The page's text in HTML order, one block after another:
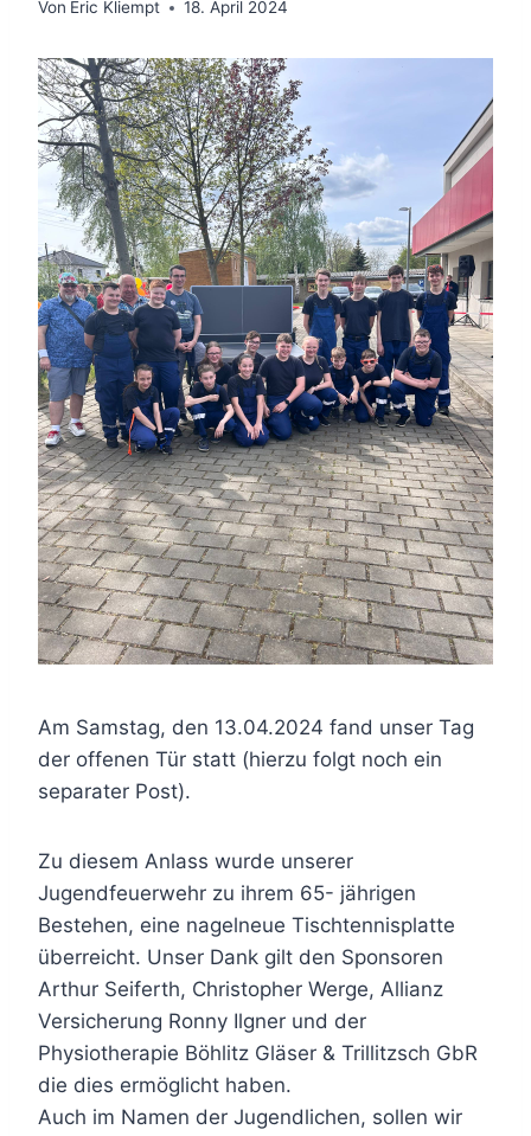
Von Eric Kliempt 18. April 2024
Am Samstag, den 13.04.2024 fand unser Tag
der offenen Tür statt (hierzu folgt noch ein
separater Post).
Zu diesem Anlass wurde unserer
Jugendfeuerwehr zu ihrem 65- jährigen
Bestehen, eine nagelneue Tischtennisplatte
überreicht. Unser Dank gilt den Sponsoren
Arthur Seiferth, Christopher Werge, Allianz
Versicherung Ronny Ilgner und der
Physiotherapie Böhlitz Gläser & Trillitzsch GbR
die dies ermöglicht haben.
Auch im Namen der Jugendlichen, sollen wir